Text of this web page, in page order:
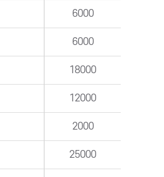
6000
6000
18000
12000
2000
25000